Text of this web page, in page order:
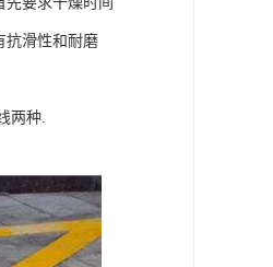
抗滑性和耐磨
两种.